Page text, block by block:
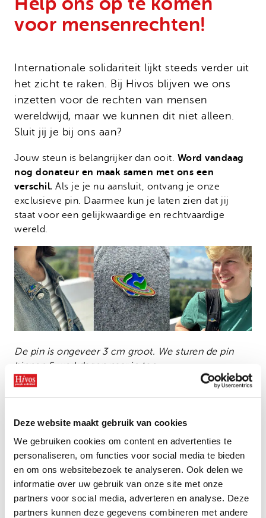
Deze website maakt gebruik van cookies
We gebruiken cookies om content en advertenties te
personaliseren, om functies voor social media te bieden
en om ons websitebezoek te analyseren. Ook delen we
informatie over uw gebruik van onze site met onze
partners voor social media, adverteren en analyse. Deze
partners kunnen deze gegevens combineren met andere
voor mensenrechten!
Internationale solidariteit lijkt steeds verder uit
het zicht te raken. Bij Hivos blijven we ons
inzetten voor de rechten van mensen
wereldwijd, maar we kunnen dit niet alleen.
Sluit jij je bij ons aan?
Jouw steun is belangrijker dan ooit. Word vandaag
nog donateur en maak samen met ons een
verschil. Als je je nu aansluit, ontvang je onze
exclusieve pin. Daarmee kun je laten zien dat jij
staat voor een gelijkwaardige en rechtvaardige
wereld.
De pin is ongeveer 3 cm groot. We sturen de pin
binnen 5 werkdagen naar je toe.
Bekijk ook
Hoe een jonge ondernemer
voedsel redt in Zimbabwe
Opstaan voor LHBTIQ+
rechten is belangrijker dan
ooit
Noodfonds voor activisten
Onze successen
Jaarverslag
Contact